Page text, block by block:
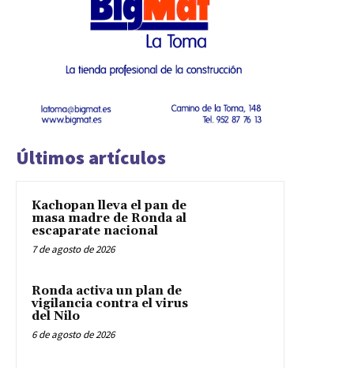
Últimos artículos
Kachopan lleva el pan de
masa madre de Ronda al
escaparate nacional
7 de agosto de 2026
Ronda activa un plan de
vigilancia contra el virus
del Nilo
6 de agosto de 2026